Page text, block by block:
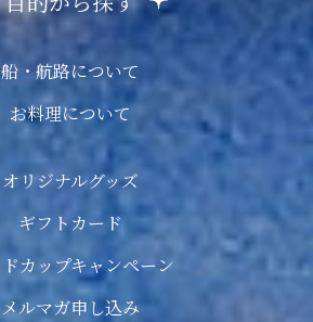
船・航路について
お料理について
オリジナルグッズ
ギフトカード
カップキャンペーン
メルマガ申し込み